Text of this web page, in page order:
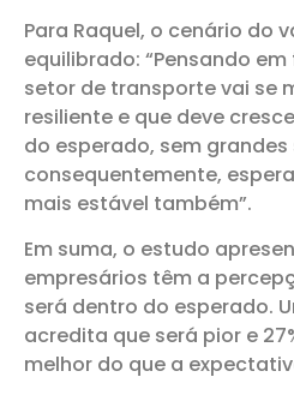
Para Raquel, o cenário do
equilibrado: “Pensando
setor de transporte vai se
resiliente e que deve
do esperado, sem
consequentemente,
mais estável também”.
Em suma, o estudo
empresários têm a
será dentro do esperado.
acredita que será pior e
melhor do que a